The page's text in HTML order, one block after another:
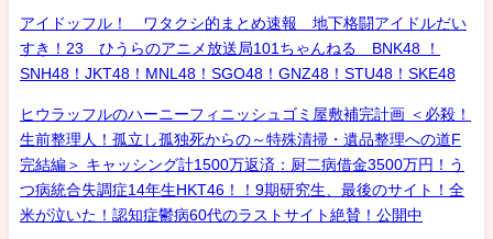
アイドッフル！ ワタクシ的まとめ速報 地下格闘アイドルだい
すき！23 ひうらのアニメ放送局101ちゃんねる BNK48 ！
SNH48！JKT48！MNL48！SGO48！GNZ48！STU48！SKE48
ヒウラッフルのハーニーフィニッシュゴミ屋敷補完計画 ＜必殺！
生前整理人！孤立し孤独死からの～特殊清掃・遺品整理への道F
完結編＞ キャッシング計1500万返済：厨二病借金3500万円！う
つ病統合失調症14年生HKT46！！9期研究生、最後のサイト！全
米が泣いた！認知症鬱病60代のラストサイト絶賛！公開中